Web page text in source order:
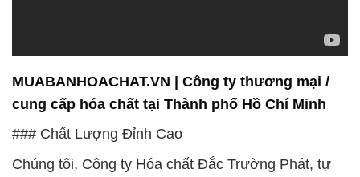
MUABANHOACHAT.VN | Công ty thương mại /
cung cấp hóa chất tại Thành phố Hồ Chí Minh
### Chất Lượng Đỉnh Cao
Chúng tôi, Công ty Hóa chất Đắc Trường Phát, tự